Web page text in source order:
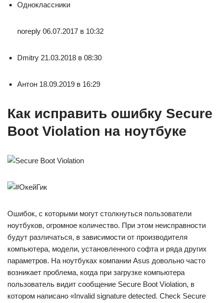
Одноклассники
noreply 06.07.2017 в 10:32
Dmitry 21.03.2018 в 08:30
Антон 18.09.2019 в 16:29
Как исправить ошибку Secure
Boot Violation на ноутбуке
Ошибок, с которыми могут столкнуться пользователи
ноутбуков, огромное количество. При этом неисправности
будут различаться, в зависимости от производителя
компьютера, модели, установленного софта и ряда других
параметров. На ноутбуках компании Asus довольно часто
возникает проблема, когда при загрузке компьютера
пользователь видит сообщение Secure Boot Violation, в
котором написано «Invalid signature detected. Check Secure